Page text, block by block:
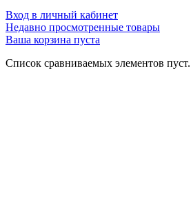
Вход в личный кабинет
Недавно просмотренные товары
Ваша корзина пуста
Список сравниваемых элементов пуст.